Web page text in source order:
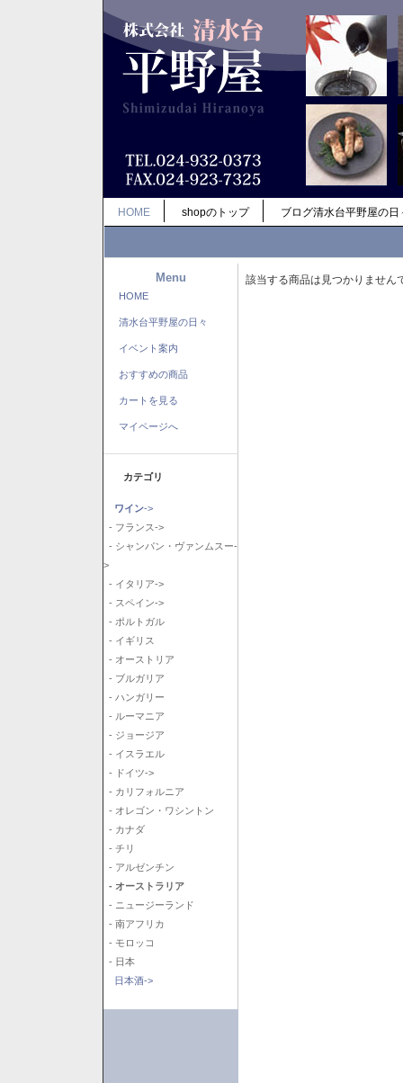
HOME shopのトップ ブログ清水台平野屋の日
Menu
HOME
清水台平野屋の日々
イベント案内
おすすめの商品
カートを見る
マイページへ
カテゴリ
ワイン->
- フランス->
- シャンパン・ヴァンムスー-
>
- イタリア->
- スペイン->
- ポルトガル
- イギリス
- オーストリア
- ブルガリア
- ハンガリー
- ルーマニア
- ジョージア
- イスラエル
- ドイツ->
- カリフォルニア
- オレゴン・ワシントン
- カナダ
- チリ
- アルゼンチン
- オーストラリア
- ニュージーランド
- 南アフリカ
- モロッコ
- 日本
日本酒->
該当する商品は見つかりません